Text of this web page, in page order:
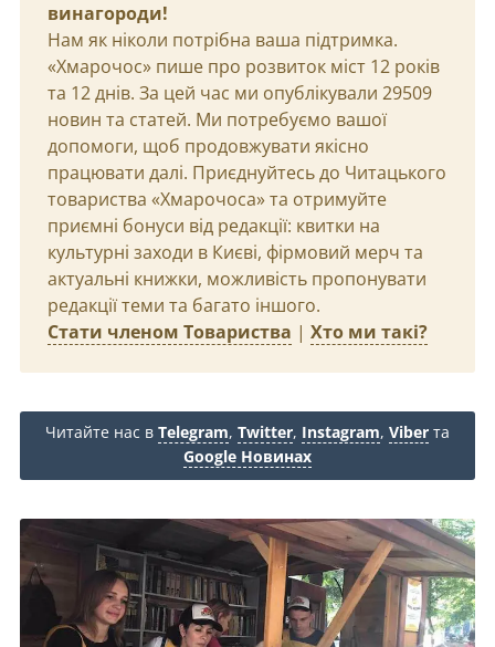
винагороди!
Нам як ніколи потрібна ваша підтримка.
«Хмарочос» пише про розвиток міст 12 років
та 12 днів. За цей час ми опублікували 29509
новин та статей. Ми потребуємо вашої
допомоги, щоб продовжувати якісно
працювати далі. Приєднуйтесь до Читацького
товариства «Хмарочоса» та отримуйте
приємні бонуси від редакції: квитки на
культурні заходи в Києві, фірмовий мерч та
актуальні книжки, можливість пропонувати
редакції теми та багато іншого.
Стати членом Товариства | Хто ми такі?
Читайте нас в Telegram, Twitter, Instagram, Viber та
Google Новинах